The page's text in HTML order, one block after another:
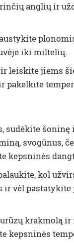
anglių ir
iki miltelių.
leiskite jiems
pakelkite
sudėkite
svogūnus,
kepsninės
kol
ir vėl
krakmolą